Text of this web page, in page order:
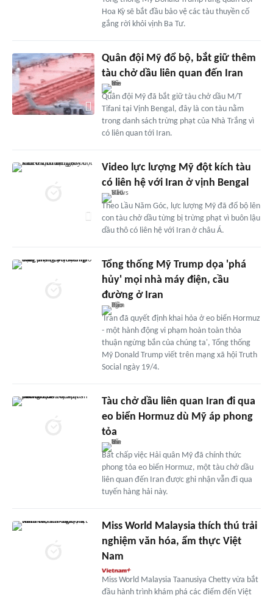
Hoa Kỳ sẽ bắt đầu bảo vệ các tàu thuyền cố
gắng rời khỏi vịnh Ba Tư.
Quân đội Mỹ đổ bộ, bắt giữ thêm
tàu chở dầu liên quan đến Iran
Quân đội Mỹ đã bắt giữ tàu chở dầu M/T
Tifani tại Vịnh Bengal, đây là con tàu nằm
trong danh sách trừng phạt của Nhà Trắng vì
có liên quan tới Iran.
Video lực lượng Mỹ đột kích tàu
có liên hệ với Iran ở vịnh Bengal
Theo Lầu Năm Góc, lực lượng Mỹ đã đổ bộ lên
con tàu chở dầu từng bị trừng phạt vì buôn lậu
dầu thô có liên hệ với Iran ở châu Á.
Tổng thống Mỹ Trump dọa 'phá
hủy' mọi nhà máy điện, cầu
đường ở Iran
'Iran đã quyết định khai hỏa ở eo biển Hormuz
- một hành động vi phạm hoàn toàn thỏa
thuận ngừng bắn của chúng ta', Tổng thống
Mỹ Donald Trump viết trên mạng xã hội Truth
Social ngày 19/4.
Tàu chở dầu liên quan Iran đi qua
eo biển Hormuz dù Mỹ áp phong
tỏa
Bất chấp việc Hải quân Mỹ đã chính thức
phong tỏa eo biển Hormuz, một tàu chở dầu
liên quan đến Iran được ghi nhận vẫn đi qua
tuyến hàng hải này.
Miss World Malaysia thích thú trải
nghiệm văn hóa, ẩm thực Việt
Nam
Miss World Malaysia Taanusiya Chetty vừa bắt
đầu hành trình khám phá các điểm đến Việt